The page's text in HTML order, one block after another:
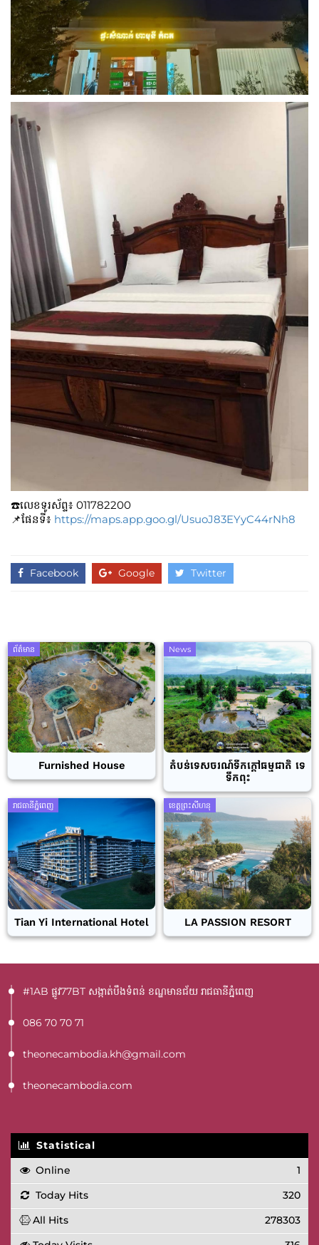
☎️លេខទូរស័ព្ទ៖​​ 011782200
📌ផែនទី៖ https://maps.app.goo.gl/UsuoJ83EYyC44rNh8
Facebook Google Twitter
ព័ត៌មាន
Furnished House
News
តំបន់ទេសចរណ៍ទឹកក្តៅធម្មជាតិ ទេ
ទឹកពុះ
រាជធានីភ្នំពេញ
Tian Yi International Hotel
ខេត្តព្រះសីហនុ
LA PASSION RESORT
#1AB ផ្លូវ77BT​ សង្កាត់បឹងទំពន់ ខណ្ឌមានជ័យ រាជធានីភ្នំពេញ
086 70 70 71
theonecambodia.kh@gmail.com
theonecambodia.com
Statistical
Online
1
Today Hits
320
All Hits
278303